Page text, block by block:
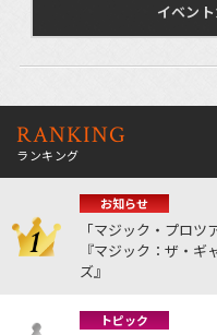
イベン
RANKING
ランキング
お知らせ
「マジック・プロ
『マジック：ザ・
ズ』
トピック